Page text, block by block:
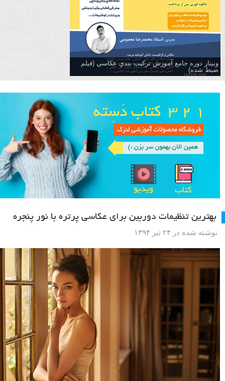
وبینار دوره جامع آموزش تركيب بندي عكاسي (فیلم
ضبط شده)
بهترین تنظیمات دوربین برای عکاسی پرتره با نور پنجره
نوشته شده در ۲۴ تیر ۱۳۹۴